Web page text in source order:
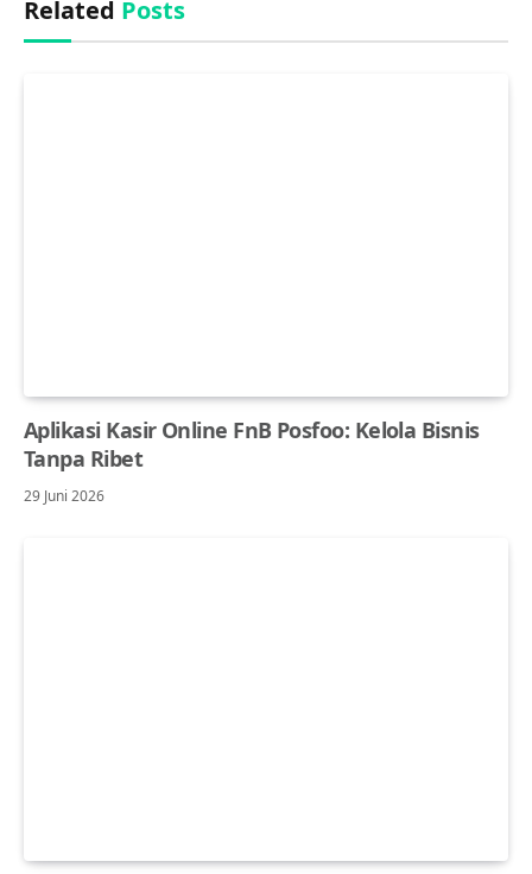
Related Posts
Aplikasi Kasir Online FnB Posfoo: Kelola Bisnis
Tanpa Ribet
29 Juni 2026